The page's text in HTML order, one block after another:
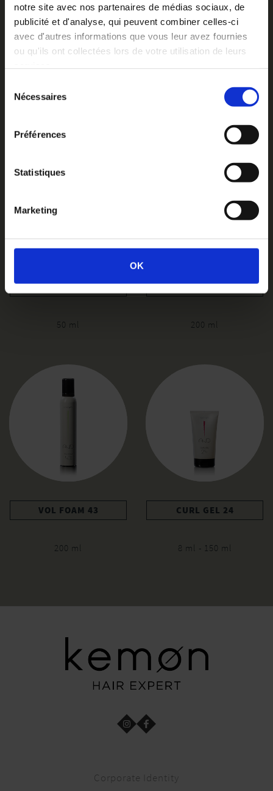
notre site avec nos partenaires de médias sociaux, de
publicité et d'analyse, qui peuvent combiner celles-ci
avec d'autres informations que vous leur avez fournies
ou qu'ils ont collectées lors de votre utilisation de leurs
Nécessaires
Préférences
Statistiques
Marketing
OK
MAGIC SERUM 26
50 ml
FIX SPRAY 55
200 ml
VOL FOAM 43
200 ml
CURL GEL 24
8 ml - 150 ml
Corporate Identity